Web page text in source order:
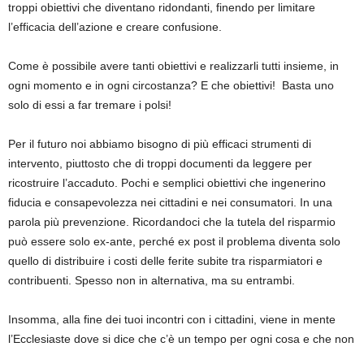
troppi obiettivi che diventano ridondanti, finendo per limitare
l’efficacia dell’azione e creare confusione.
Come è possibile avere tanti obiettivi e realizzarli tutti insieme, in
ogni momento e in ogni circostanza? E che obiettivi!
Basta uno
solo di essi a far tremare i polsi!
Per il futuro noi abbiamo bisogno di più efficaci strumenti di
intervento, piuttosto che di troppi documenti da leggere per
ricostruire l’accaduto. Pochi e semplici obiettivi che ingenerino
fiducia e consapevolezza nei cittadini e nei consumatori. In una
parola più prevenzione. Ricordandoci che la tutela del risparmio
può essere solo ex-ante, perché ex post il problema diventa solo
quello di distribuire i costi delle ferite subite tra risparmiatori e
contribuenti. Spesso non in alternativa, ma su entrambi.
Insomma, alla fine dei tuoi incontri con i cittadini, viene in mente
l’Ecclesiaste dove si dice che c’è un tempo per ogni cosa e che non